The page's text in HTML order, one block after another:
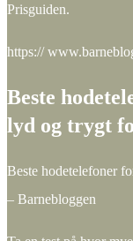
Prisguiden.
https://
Beste
lyd og trygt
Beste hodetelefoner
– Barnebloggen